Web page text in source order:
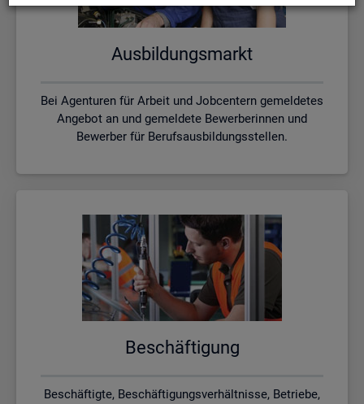
Aus­bil­dungs­markt
Bei Agenturen für Arbeit und Jobcentern gemeldetes
Angebot an und gemeldete Bewerberinnen und
Bewerber für Berufsausbildungsstellen.
Be­schäf­ti­gung
Beschäftigte, Beschäftigungsverhältnisse, Betriebe,